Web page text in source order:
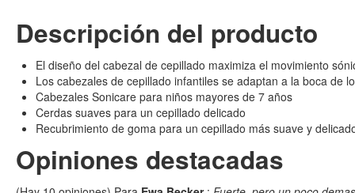
Descripción del producto
El diseño del cabezal de cepillado maximiza el movimiento
Los cabezales de cepillado infantiles se adaptan a la boca de
Cabezales Sonicare para niños mayores de 7 años
Cerdas suaves para un cepillado delicado
Recubrimiento de goma para un cepillado más suave y
Opiniones destacadas